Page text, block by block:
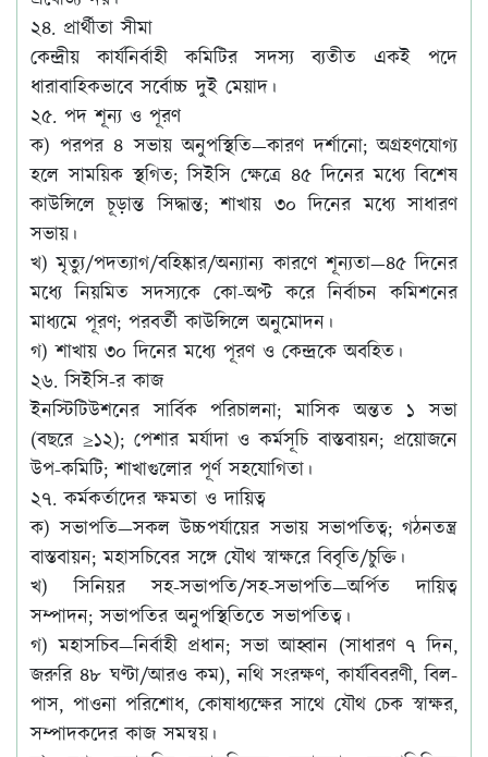
২৪. প্রার্থীতা সীমা
কেন্দ্রীয় কার্যনির্বাহী কমিটির সদস্য ব্যতীত একই পদে
ধারাবাহিকভাবে সর্বোচ্চ দুই মেয়াদ।
২৫. পদ শূন্য ও পূরণ
ক) পরপর ৪ সভায় অনুপস্থিতি—কারণ দর্শানো; অগ্রহণযোগ্য
হলে সাময়িক স্থগিত; সিইসি ক্ষেত্রে ৪৫ দিনের মধ্যে বিশেষ
কাউন্সিলে চূড়ান্ত সিদ্ধান্ত; শাখায় ৩০ দিনের মধ্যে সাধারণ
সভায়।
খ) মৃত্যু/পদত্যাগ/বহিষ্কার/অন্যান্য কারণে শূন্যতা—৪৫ দিনের
মধ্যে নিয়মিত সদস্যকে কো-অপ্ট করে নির্বাচন কমিশনের
মাধ্যমে পূরণ; পরবর্তী কাউন্সিলে অনুমোদন।
গ) শাখায় ৩০ দিনের মধ্যে পূরণ ও কেন্দ্রকে অবহিত।
২৬. সিইসি-র কাজ
ইনস্টিটিউশনের সার্বিক পরিচালনা; মাসিক অন্তত ১ সভা
(বছরে ≥১২); পেশার মর্যাদা ও কর্মসূচি বাস্তবায়ন; প্রয়োজনে
উপ-কমিটি; শাখাগুলোর পূর্ণ সহযোগিতা।
২৭. কর্মকর্তাদের ক্ষমতা ও দায়িত্ব
ক)সভাপতি—সকল উচ্চপর্যায়ের সভায় সভাপতিত্ব; গঠনতন্ত্র
বাস্তবায়ন; মহাসচিবের সঙ্গে যৌথ স্বাক্ষরে বিবৃতি/চুক্তি।
খ)সিনিয়র সহ-সভাপতি/সহ-সভাপতি—অর্পিত দায়িত্ব
সম্পাদন; সভাপতির অনুপস্থিতিতে সভাপতিত্ব।
গ)মহাসচিব—নির্বাহী প্রধান; সভা আহ্বান (সাধারণ ৭ দিন,
জরুরি ৪৮ ঘণ্টা/আরও কম), নথি সংরক্ষণ, কার্যবিবরণী, বিল-
পাস, পাওনা পরিশোধ, কোষাধ্যক্ষের সাথে যৌথ চেক স্বাক্ষর,
সম্পাদকদের কাজ সমন্বয়।